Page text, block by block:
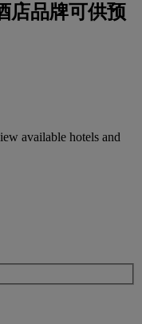
店品牌可供预
available hotels and